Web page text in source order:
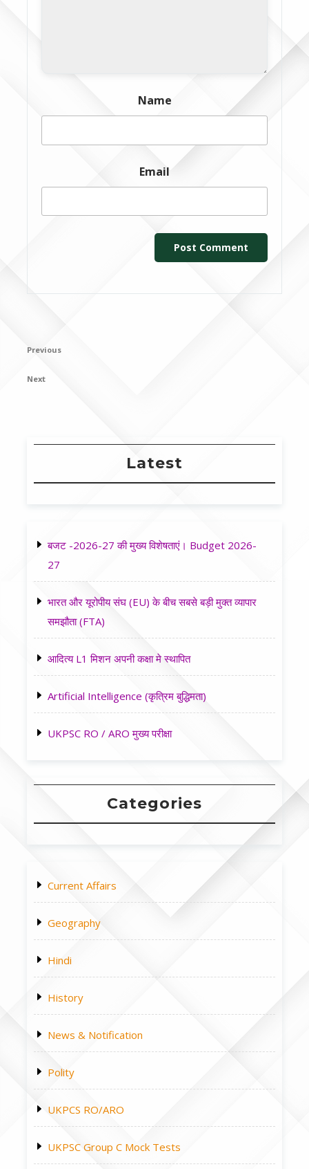
Name
Email
Post
Previous
Previous
Next
Next
Latest
बजट -2026-27 की मुख्य विशेषताएं। Budget 2026-
27
भारत और यूरोपीय संघ (EU) के बीच सबसे बड़ी मुक्त व्यापार
समझौता (FTA)
आदित्य L1 मिशन अपनी कक्षा मे स्थापित
Artificial Intelligence (कृत्रिम बुद्धिमता)
UKPSC RO / ARO मुख्य परीक्षा
Categories
Current Affairs
Geography
Hindi
History
News & Notification
Polity
UKPCS RO/ARO
UKPSC Group C Mock Tests